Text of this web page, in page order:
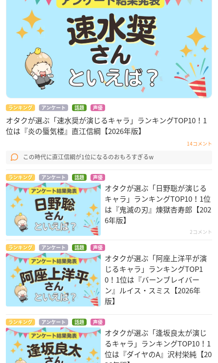
ランキング アンケート 話題 声優
オタクが選ぶ「速水奨が演じるキャラ」ランキングTOP10！1
位は『炎の蜃気楼』直江信綱【2026年版】
14コメント
この時代に直江信綱が1位になるのおもろすぎるw
ランキング アンケート 話題 声優
オタクが選ぶ「日野聡が演じる
キャラ」ランキングTOP10！1位
は『鬼滅の刃』煉󠄁獄杏寿郎【202
6年版】
2コメント
ランキング アンケート 話題 声優
オタクが選ぶ「阿座上洋平が演
じるキャラ」ランキングTOP1
0！1位は『バーンブレイバー
ン』ルイス・スミス【2026年
版】
ランキング アンケート 話題 声優
オタクが選ぶ「逢坂良太が演じ
るキャラ」ランキングTOP10！1
位は『ダイヤのA』沢村栄純【20